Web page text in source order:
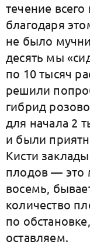
течение
благодаря
не было
десять мы
по 10 тысяч
решили
гибрид
для начала 2
и были
Кисти
плодов — это
восемь,
количество
по
оставляем.